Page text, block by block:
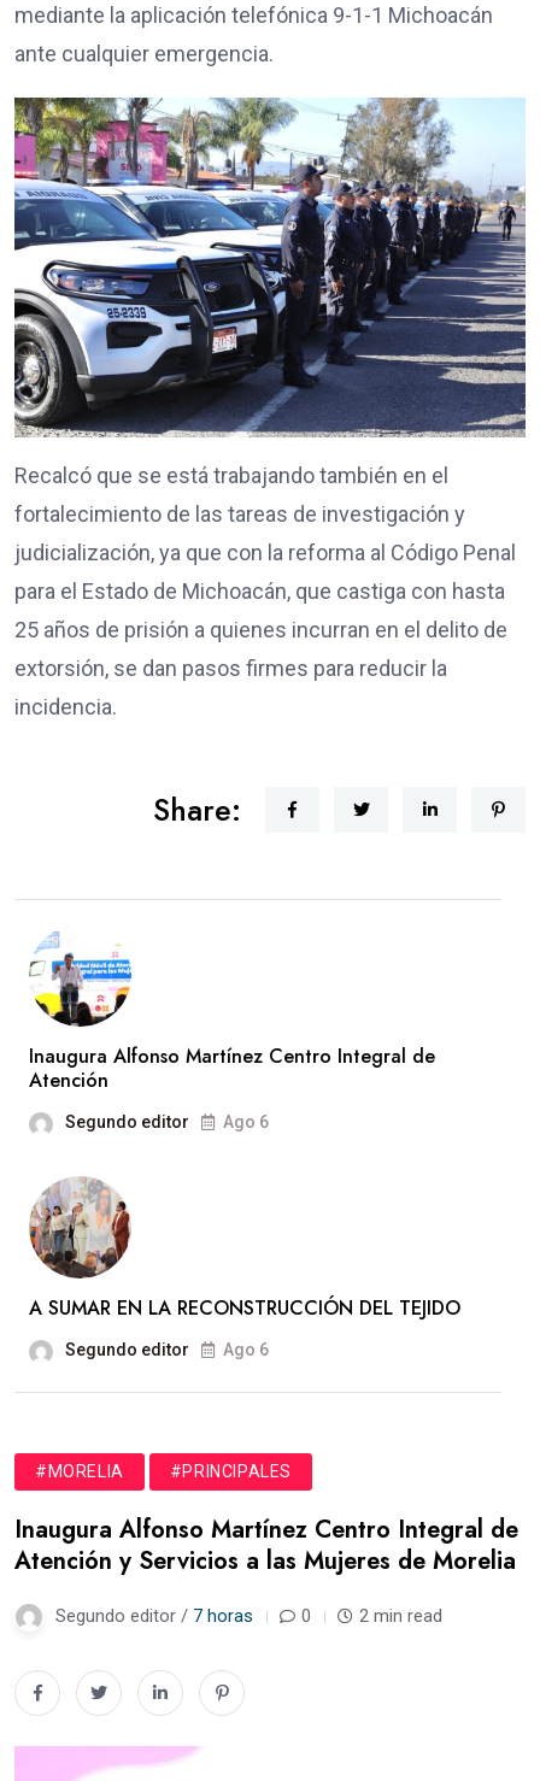
mediante la aplicación telefónica 9-1-1 Michoacán
ante cualquier emergencia.
Recalcó que se está trabajando también en el
fortalecimiento de las tareas de investigación y
judicialización, ya que con la reforma al Código Penal
para el Estado de Michoacán, que castiga con hasta
25 años de prisión a quienes incurran en el delito de
extorsión, se dan pasos firmes para reducir la
incidencia.
Share:
Inaugura Alfonso Martínez Centro Integral de
Atención
Segundo editor Ago 6
A SUMAR EN LA RECONSTRUCCIÓN DEL TEJIDO
Segundo editor Ago 6
#MORELIA #PRINCIPALES
Inaugura Alfonso Martínez Centro Integral de
Atención y Servicios a las Mujeres de Morelia
Segundo editor / 7 horas 0 2 min read